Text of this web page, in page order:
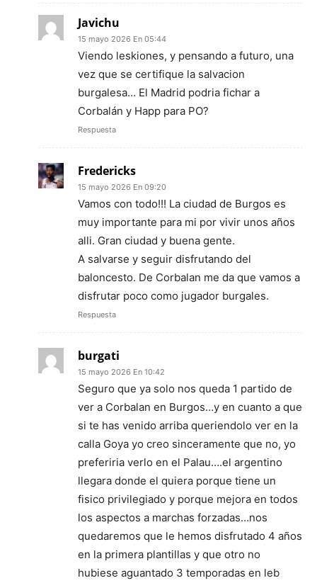
Javichu
15 mayo 2026 En 05:44
Viendo leskiones, y pensando a futuro, una
vez que se certifique la salvacion
burgalesa… El Madrid podria fichar a
Corbalán y Happ para PO?
Respuesta
Fredericks
15 mayo 2026 En 09:20
Vamos con todo!!! La ciudad de Burgos es
muy importante para mi por vivir unos años
alli. Gran ciudad y buena gente.
A salvarse y seguir disfrutando del
baloncesto. De Corbalan me da que vamos a
disfrutar poco como jugador burgales.
Respuesta
burgati
15 mayo 2026 En 10:42
Seguro que ya solo nos queda 1 partido de
ver a Corbalan en Burgos…y en cuanto a que
si te has venido arriba queriendolo ver en la
calla Goya yo creo sinceramente que no, yo
preferiria verlo en el Palau….el argentino
llegara donde el quiera porque tiene un
fisico privilegiado y porque mejora en todos
los aspectos a marchas forzadas…nos
quedaremos que le hemos disfrutado 4 años
en la primera plantillas y que otro no
hubiese aguantado 3 temporadas en leb